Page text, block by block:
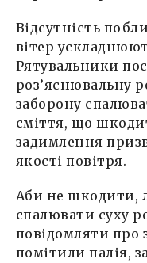
Відсутність
вітер
Рятувальники
роз’яснювальну
заборону
сміття, що
задимлення
якості повітря.
Аби не шкодити,
спалювати суху
повідомляти про
помітили палія,